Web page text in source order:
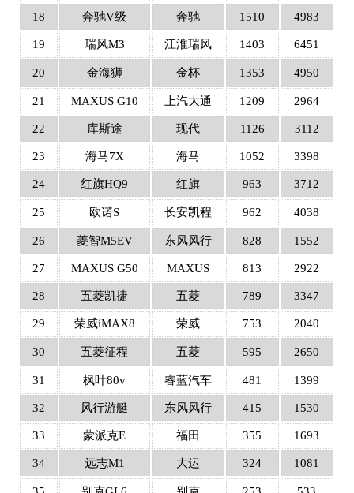
18 奔驰V级 奔驰 1510 4983
19 瑞风M3 江淮瑞风 1403 6451
20 金海狮 金杯 1353 4950
21 MAXUS G10 上汽大通 1209 2964
22 库斯途 现代 1126 3112
23 海马7X 海马 1052 3398
24 红旗HQ9 红旗 963 3712
25 欧诺S 长安凯程 962 4038
26 菱智M5EV 东风风行 828 1552
27 MAXUS G50 MAXUS 813 2922
28 五菱凯捷 五菱 789 3347
29 荣威iMAX8 荣威 753 2040
30 五菱征程 五菱 595 2650
31 枫叶80v 睿蓝汽车 481 1399
32 风行游艇 东风风行 415 1530
33 蒙派克E 福田 355 1693
34 远志M1 大运 324 1081